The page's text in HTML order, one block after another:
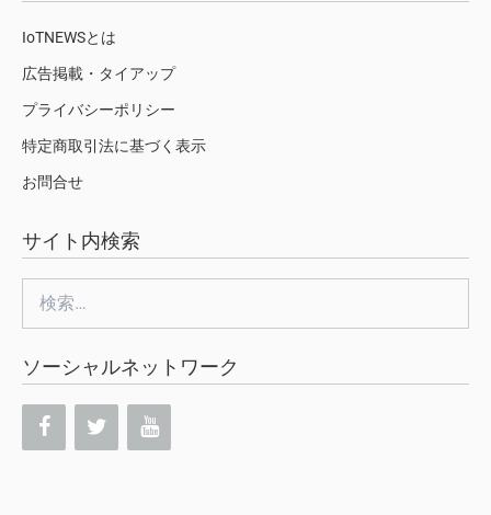
IoTNEWSとは
広告掲載・タイアップ
プライバシーポリシー
特定商取引法に基づく表示
お問合せ
サイト内検索
索:
ソーシャルネットワーク